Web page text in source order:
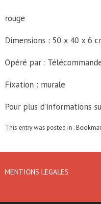
rouge
Dimensions : 50 x 40 x 6
Opéré par :
Fixation : murale
Pour plus d’informations
This entry was posted in .
MENTIONS LEGALES